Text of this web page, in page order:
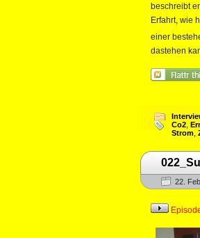
beschreibt
Erfahrt, wie
einer
dastehen
Co2
Strom
22.